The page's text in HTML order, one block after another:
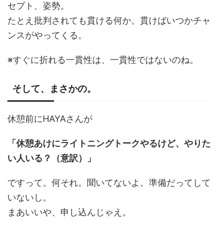
セプト、姿勢。
たとえ批判されても貫ける何か。貫けばいつかチャ
ンスがやってくる。
※すぐに折れる一貫性は、一貫性ではないのね。
そして、まさかの。
休憩前にHAYAさんが
「休憩あけにライトニングトークやるけど、やりた
い人いる？（意訳）」
ですって。何それ。聞いてないよ。準備だってして
いないし。
まあいいや、申し込んじゃえ。